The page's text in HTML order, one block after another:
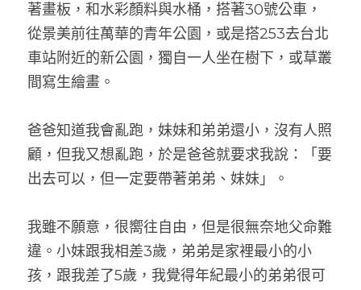
著畫板，和水彩顏料與水桶，搭著30號公車，
從景美前往萬華的青年公園，或是搭253去台北
車站附近的新公園，獨自一人坐在樹下，或草叢
間寫生繪畫。
爸爸知道我會亂跑，妹妹和弟弟還小，沒有人照
顧，但我又想亂跑，於是爸爸就要求我說：「要
出去可以，但一定要帶著弟弟、妹妹」。
我雖不願意，很嚮往自由，但是很無奈地父命難
違。小妹跟我相差3歲，弟弟是家裡最小的小
孩，跟我差了5歲，我覺得年紀最小的弟弟很可